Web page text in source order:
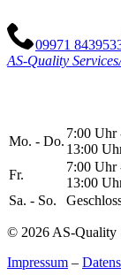
09971
AS-Quality Services
Mo. - Do.
7:00 Uhr
13:00
Fr.
7:00 Uhr
13:00
Sa. - So.
© 2026 AS-Quality
Impressum –